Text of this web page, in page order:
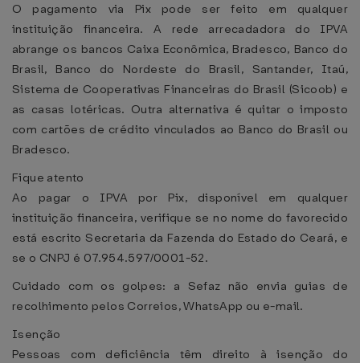
O pagamento via Pix pode ser feito em qualquer
instituição financeira. A rede arrecadadora do IPVA
abrange os bancos Caixa Econômica, Bradesco, Banco do
Brasil, Banco do Nordeste do Brasil, Santander, Itaú,
Sistema de Cooperativas Financeiras do Brasil (Sicoob) e
as casas lotéricas. Outra alternativa é quitar o imposto
com cartões de crédito vinculados ao Banco do Brasil ou
Bradesco.
Fique atento
Ao pagar o IPVA por Pix, disponível em qualquer
instituição financeira, verifique se no nome do favorecido
está escrito Secretaria da Fazenda do Estado do Ceará, e
se o CNPJ é 07.954.597/0001-52.
Cuidado com os golpes: a Sefaz não envia guias de
recolhimento pelos Correios, WhatsApp ou e-mail.
Isenção
Pessoas com deficiência têm direito à isenção do